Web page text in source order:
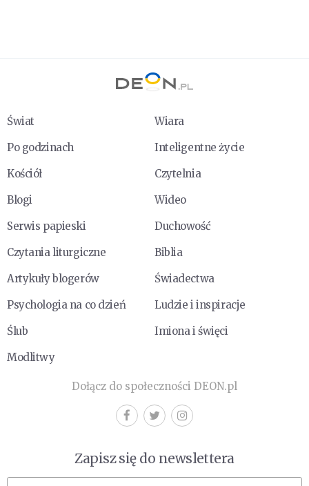
Świat
Wiara
Po godzinach
Inteligentne życie
Kościół
Czytelnia
Blogi
Wideo
Serwis papieski
Duchowość
Czytania liturgiczne
Biblia
Artykuły blogerów
Świadectwa
Psychologia na co dzień
Ludzie i inspiracje
Ślub
Imiona i święci
Modlitwy
Dołącz do społeczności DEON.pl
Zapisz się do newslettera